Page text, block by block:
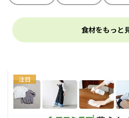
食材をもっと
注目